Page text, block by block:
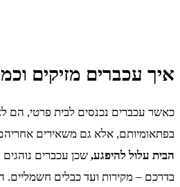
איך עכברים מזיקים
כאשר עכברים נכנסים לבית פרטי, הם
בפתאומיותם, אלא גם משאירים
הבית עלול להיפגע, שכן עכברים
בדרכם – מקירות ועד כבלים חשמליים.